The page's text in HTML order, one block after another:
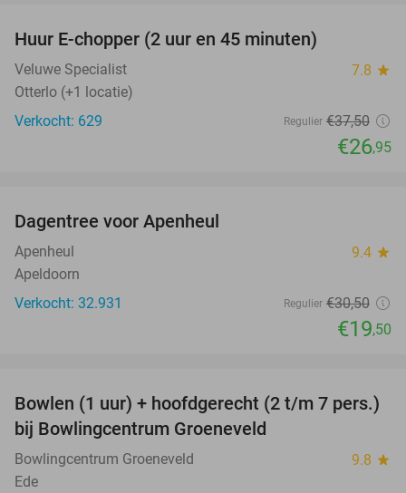
Huur E-chopper (2 uur en 45 minuten)
Veluwe Specialist 7.8 star
Otterlo (+1 locatie)
Verkocht: 629
Regulier €37,50
€26,95
Dagentree voor Apenheul
Apenheul 9.4 star
Apeldoorn
Verkocht: 32.931
Regulier €30,50
€19,50
45%
Bowlen (1 uur) + hoofdgerecht (2 t/m 7 pers.)
bij Bowlingcentrum Groeneveld
Bowlingcentrum Groeneveld 9.8 star
Ede